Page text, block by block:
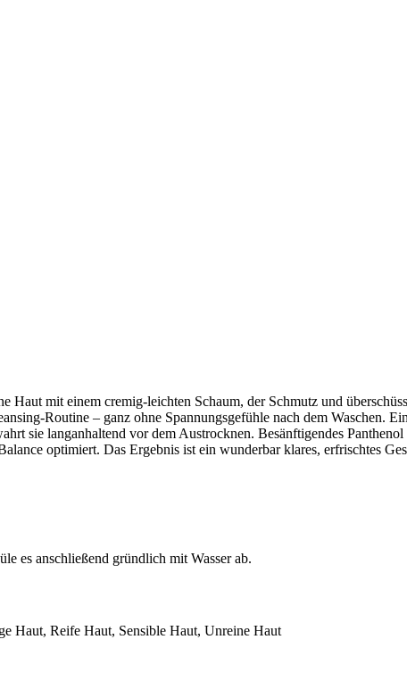
Haut mit einem cremig-leichten Schaum, der Schmutz und
Routine – ganz ohne Spannungsgefühle nach dem Waschen.
sie langanhaltend vor dem Austrocknen. Besänftigendes
optimiert. Das Ergebnis ist ein wunderbar klares, erfrischtes
es anschließend gründlich mit Wasser ab.
Haut, Reife Haut, Sensible Haut, Unreine Haut